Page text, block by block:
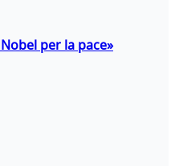
per la pace»